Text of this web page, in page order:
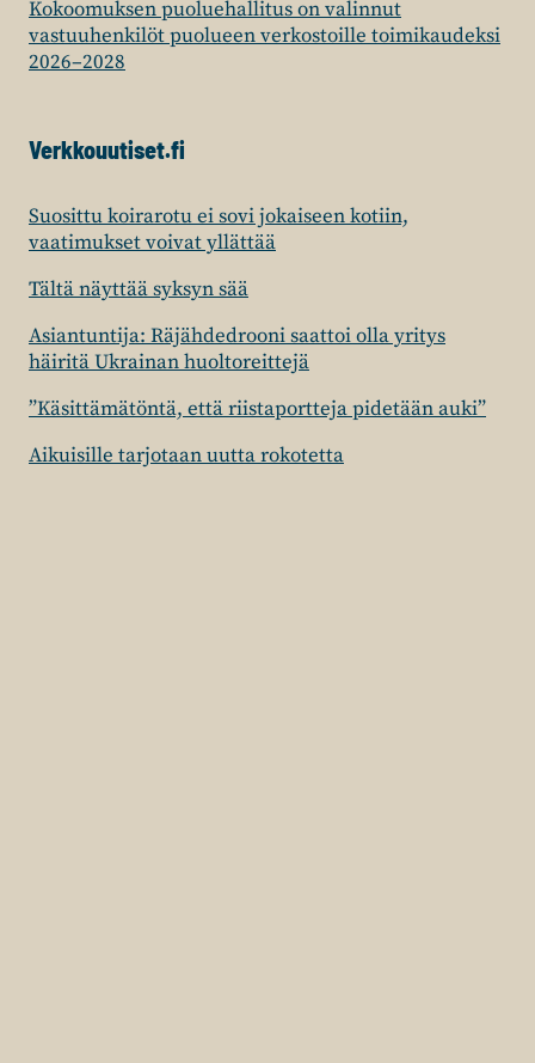
Kokoomuksen puoluehallitus on valinnut
vastuuhenkilöt puolueen verkostoille toimikaudeksi
2026–2028
Verkkouutiset.fi
Suosittu koirarotu ei sovi jokaiseen kotiin,
vaatimukset voivat yllättää
Tältä näyttää syksyn sää
Asiantuntija: Räjähdedrooni saattoi olla yritys
häiritä Ukrainan huoltoreittejä
”Käsittämätöntä, että riistaportteja pidetään auki”
Aikuisille tarjotaan uutta rokotetta